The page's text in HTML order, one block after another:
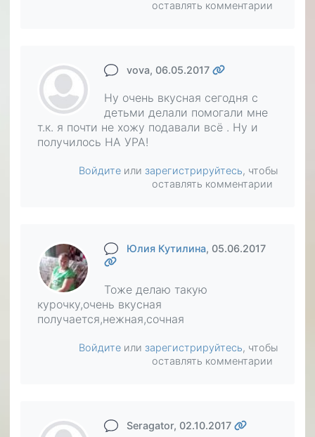
оставлять комментарии
vova, 06.05.2017
Ну очень вкусная сегодня с
детьми делали помогали мне
т.к. я почти не хожу подавали всё . Ну и
получилось НА УРА!
Войдите или зарегистрируйтесь, чтобы
оставлять комментарии
Юлия Кутилина, 05.06.2017
Тоже делаю такую
курочку,очень вкусная
получается,нежная,сочная
Войдите или зарегистрируйтесь, чтобы
оставлять комментарии
Seragator, 02.10.2017